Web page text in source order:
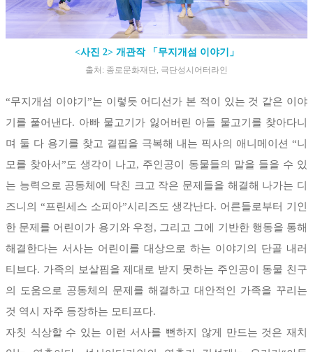
<사진 2> 개관작 「무지개섬 이야기」
출처: 종로문화재단, 극단성시어터라인
“무지개섬 이야기”는 이렇듯 어디선가 본 적이 있는 것 같은 이야
기를 풀어낸다. 아빠 물고기가 잃어버린 아들 물고기를 찾아다니
며 둘 다 용기를 찾고 결핍을 극복해 내는 픽사의 애니메이션 “니
모를 찾아서”도 생각이 나고, 주인공이 동물들의 말을 들을 수 있
는 능력으로 공동체에 닥친 크고 작은 문제들을 해결해 나가는 디
즈니의 “프린세스 소피아”시리즈도 생각난다. 어른들로부터 기인
한 문제를 어린이가 용기와 우정, 그리고 그에 기반한 행동을 통해
해결한다는 서사는 어린이를 대상으로 하는 이야기의 단골 내러
티브다. 가족의 보살핌을 제대로 받지 못하는 주인공이 동물 친구
의 도움으로 공동체의 문제를 해결하고 대안적인 가족을 꾸리는
것 역시 자주 등장하는 모티프다.
자칫 식상할 수 있는 이런 서사를 뻔하지 않게 만드는 것은 재치